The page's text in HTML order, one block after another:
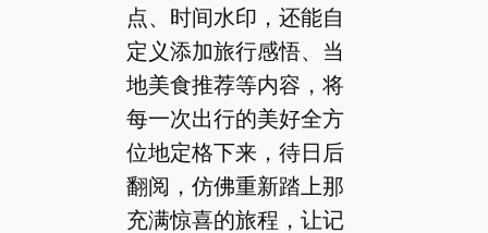
点、时间水印，还能自
定义添加旅行感悟、当
地美食推荐等内容，将
每一次出行的美好全方
位地定格下来，待日后
翻阅，仿佛重新踏上那
充满惊喜的旅程，让记